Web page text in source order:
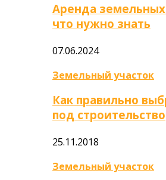
Аренда земельных
что нужно знать
07.06.2024
Земельный участок
Как правильно
под строительство
25.11.2018
Земельный участок